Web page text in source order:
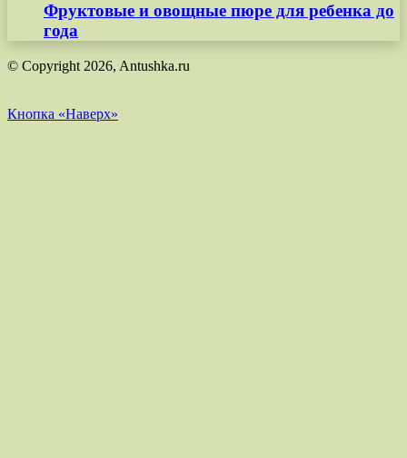
Фруктовые и овощные пюре для ребенка до
года
© Copyright 2026, Antushka.ru
Кнопка «Наверх»